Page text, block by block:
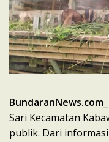
BundaranNews.com
Sari Kecamatan
publik. Dari